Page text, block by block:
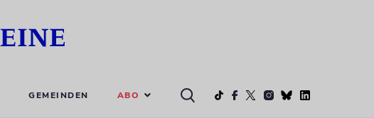
GEMEINDEN ABO